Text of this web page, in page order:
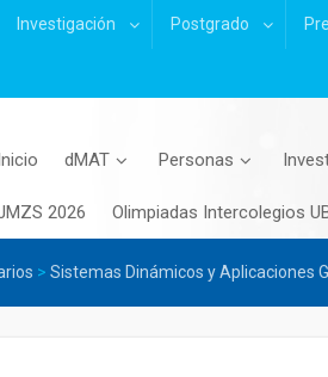
Investigación Postgrado
dMAT Personas
2026 Olimpiadas Intercolegios
> Sistemas Dinámicos y Aplicaciones